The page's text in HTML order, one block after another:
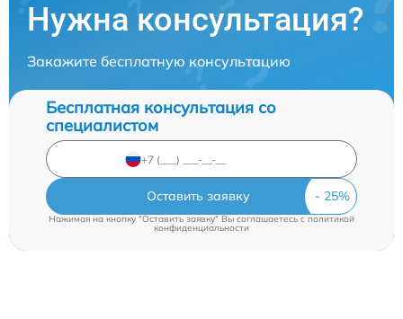
Нужна консультация?
Закажите бесплатную консультацию
Бесплатная консультация со
специалистом
Оставить заявку
Нажимая на кнопку "Оставить заявку" Вы соглашаетесь c политикой
конфиденциальности